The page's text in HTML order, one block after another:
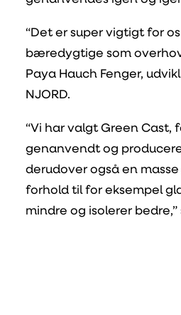
“Det er super vigtigt for
bæredygtige som
Paya Hauch Fenger,
NJORD.
“Vi har valgt Green Cast,
genanvendt og
derudover også en
forhold til for eksempel
mindre og isolerer bedre,”